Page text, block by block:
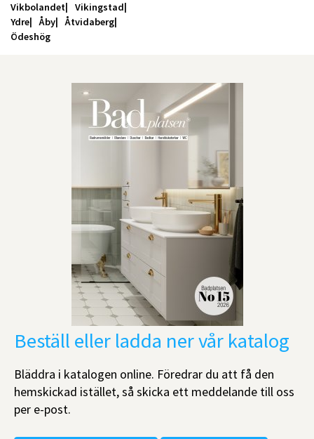
Vikbolandet
Vikingstad
Ydre
Åby
Åtvidaberg
Ödeshög
Beställ eller ladda ner vår katalog
Bläddra i katalogen online. Föredrar du att få den
hemskickad istället, så skicka ett meddelande till oss
per e-post.